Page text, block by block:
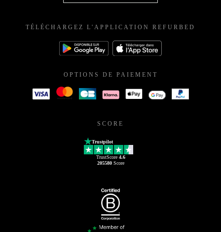
TÉLÉCHARGEZ L'APPLICATION REFURBED
OPTIONS DE PAIEMENT
SCORE
Trustpilot
TrustScore 4.6
205580Score